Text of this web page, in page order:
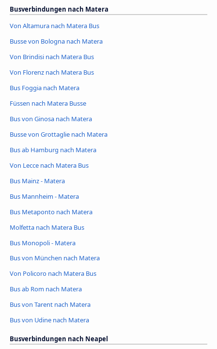
Busverbindungen nach Matera
Von Altamura nach Matera Bus
Busse von Bologna nach Matera
Von Brindisi nach Matera Bus
Von Florenz nach Matera Bus
Bus Foggia nach Matera
Füssen nach Matera Busse
Bus von Ginosa nach Matera
Busse von Grottaglie nach Matera
Bus ab Hamburg nach Matera
Von Lecce nach Matera Bus
Bus Mainz - Matera
Bus Mannheim - Matera
Bus Metaponto nach Matera
Molfetta nach Matera Bus
Bus Monopoli - Matera
Bus von München nach Matera
Von Policoro nach Matera Bus
Bus ab Rom nach Matera
Bus von Tarent nach Matera
Bus von Udine nach Matera
Busverbindungen nach Neapel